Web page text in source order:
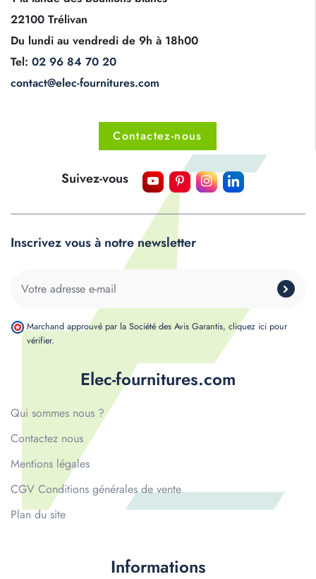
22100 Trélivan
Du lundi au vendredi de 9h à 18h00
Tel: 02 96 84 70 20
contact@elec-fournitures.com
Contactez-nous
Elec-fournitures.com
Qui sommes nous ?
Contactez nous
Mentions légales
CGV Conditions générales de vente
Plan du site
Informations
Suivez-vous
Inscrivez vous à notre newsletter
Marchand approuvé par la Société des Avis Garantis, cliquez ici pour
vérifier.